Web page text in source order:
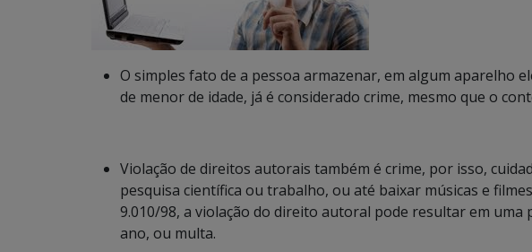
O simples fato de a pessoa armazenar, em algum aparelho
de menor de idade, já é considerado crime, mesmo que o
Violação de direitos autorais também é crime, por isso,
pesquisa científica ou trabalho, ou até baixar músicas e
9.010/98, a violação do direito autoral pode resultar em uma
ano, ou multa.